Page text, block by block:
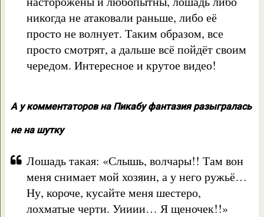
никогда не атаковали раньше, либо её
просто не волнует. Таким образом, все
просто смотрят, а дальше всё пойдёт своим
чередом. Интересное и крутое видео!
А у комментаторов на Пикабу фантазия разыгралась
не на шутку
Лошадь такая: «Слышь, волчары!! Там вон
меня снимает мой хозяин, а у него ружьё…
Ну, короче, кусайте меня шестеро,
лохматые черти. Уииии… Я щеночек!!»